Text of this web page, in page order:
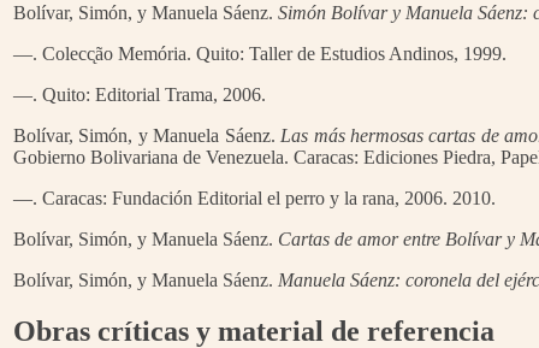
Bolívar, Simón, y Manuela Sáenz. Simón Bolívar y Manuela Sáenz:
—. Colecc̨ão Memória. Quito: Taller de Estudios Andinos, 1999.
—. Quito: Editorial Trama, 2006.
Bolívar, Simón, y Manuela Sáenz. Las más hermosas cartas de
Gobierno Bolivariana de Venezuela. Caracas: Ediciones Piedra,
—. Caracas: Fundación Editorial el perro y la rana, 2006. 2010.
Bolívar, Simón, y Manuela Sáenz. Cartas de amor entre Bolívar y
Bolívar, Simón, y Manuela Sáenz. Manuela Sáenz: coronela del
Obras críticas y material de referencia